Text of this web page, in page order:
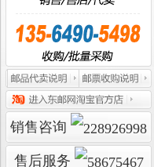
销售咨询
售后服务